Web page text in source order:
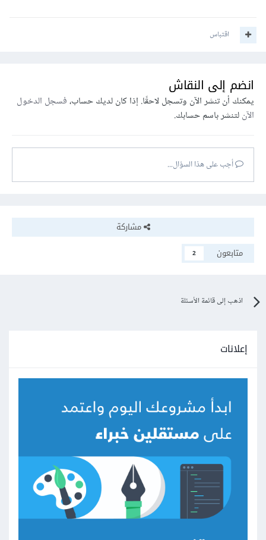
اقتباس
انضم إلى النقاش
يمكنك أن تنشر الآن وتسجل لاحقًا. إذا كان لديك حساب،فسجل الدخول
الآنلتنشر باسم حسابك.
أجب على هذا السؤال...
مشاركة
متابعون
2
اذهب إلى قائمة الأسئلة
إعلانات